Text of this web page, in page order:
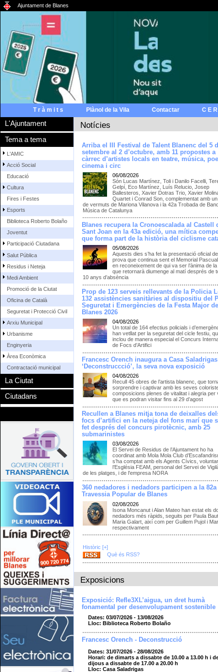
Ajuntament de Blanes
T r à m i t s Plànol de la Vila Contactar C E
L'Ajuntament
Tema a tema
L'AMIC
Acció Social
Educació
Cultura
Fires i Festes
Esports
Biblioteca Roberto Bolaño
Joventut
Participació Ciutadana
Salut Pública
Residus i Neteja
Medi Ambient
Promoció de la Ciutat
Oficina de Català
Seguretat i Protecció Civil
Arxiu Municipal
Urbanisme
Enginyeria
Àrea Econòmica
Contractació municipal
La Ciutat
Ciutadans
Notícies
Arriba el III Festival de Talent Blanenc del 5
setembre al 2 d’octubre, amb 11 propostes a
càrrec d’artistes locals en teatre, música,
cinema i circ
06/08/2026
Són Lucas Martínez, Toli i Danilo Facelli,
Gelpí, Eco Martínez, Luís Relucio, Josep
Ballesteros, Xavier Dotras Trio, Xavier
Quartet i Conrad Son, complementat amb
de vermuts de Mariona Vilanova i la 42a Trobada de
Música de Catalunya
Blanes recupera la Cronoescalada al Castell
Sant Joan en la 43a edició, una mítica
que forma part de la història del ciclisme
05/08/2026
Aquests dies s’ha fet la presentació oficial
prova que continua sent el Memorial
en reconeixement de qui va ser l’ànima de
que retornarà diumenge al matí després de
10 anys d’absència
Prop de 123 serveis rellevants de la Policia
132 assistències sanitàries al dispositiu del
Seguretat i Emergències de la Festa Major
Blanes 2026
04/08/2026
Un total de 164 efectius policials i
han vetllat per la seguretat del cicle festiu,
inclou de manera especial el Concurs
de Focs d’Artifici
Francesc Orench inaugura a Casa Saladrigas
‘Deconstruccció’, la seva nova exposició
04/08/2026
Recull 45 obres de l’artista blanenc, que
sorprendre i captivar amb les seves
composicions plenes de vitalitat i alegria per
que es podran visitar fins al 29 d’agost
Recullen a Blanes mitja tona de deixalles
focs d’artifici en la neteja del fons marí que
fet després del concurs pirotècnic, amb 25
submarinistes
03/08/2026
El Servei de Residus de l’Ajuntament ho ha
coordinat amb Mola Mola Club
s’ha comptat amb els Agents Cívics,
l’Església FEAM, personal del Servei de
de les platges, i de l'empresa NORA
360 nedadores i nedadors participen a la 82a
Travessia Popular de Blanes
02/08/2026
Isona Moncanut i Alan Mateo han estat els
nedadors més ràpids, seguits per Paula
Maria Galart, així com per Guillem Pujol i
respectivament
Històric [+]
Què és RSS?
Exposicions
Exposició: Refle3XL’aigua, un dret humà
fonamental per desenvolupament sostenible
Dates: 03/07/2026 - 13/08/2026
Lloc: Biblioteca Roberto Bolaño
Francesc Orench - Deconstrucció
Dates: 31/07/2026 - 28/08/2026
Horari: de dimarts a dissabte de 10.00 a 13.00 h i
dijous a dissabte de 17.00 a 20.00 h
Lloc: Casa Saladrigas